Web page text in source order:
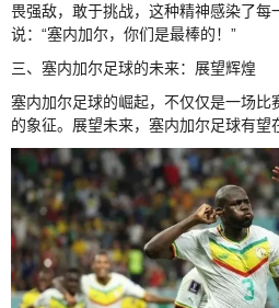
畏强敌，敢于挑战，这种精神感染了每
说：“塞内加尔，你们是最棒的！”
三、塞内加尔足球的未来：展望辉煌
塞内加尔足球的崛起，不仅仅是一场比
的象征。展望未来，塞内加尔足球有望